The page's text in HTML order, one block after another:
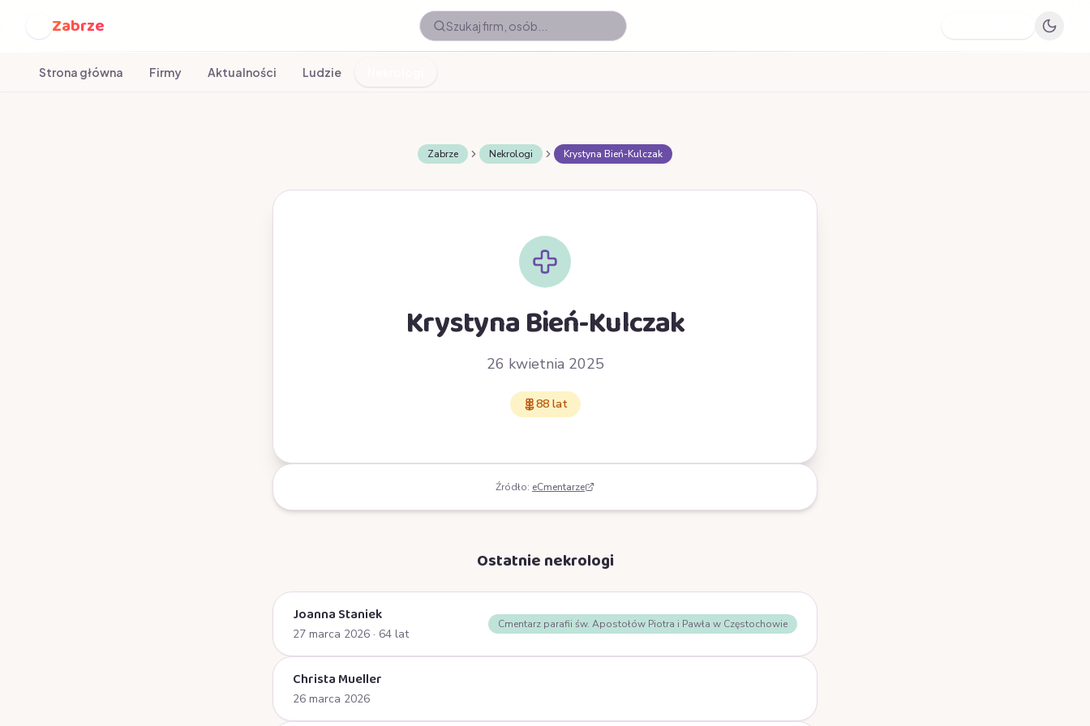
Zabrze
Strona główna Firmy Aktualności Ludzie
Zabrze Nekrologi Krystyna Bień-Kulczak
Krystyna Bień-Kulczak
26 kwietnia 2025
88 lat
Źródło: eCmentarze
Ostatnie nekrologi
Joanna Staniek
27 marca 2026 · 64 lat
Cmentarz parafii św. Apostołów Piotra i Pawła w Częstochowie
Christa Mueller
26 marca 2026